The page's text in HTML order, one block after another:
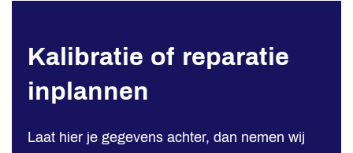
Kalibratie
reparatie
Kalibratie of reparatie
inplannen
Laat hier je gegevens achter, dan nemen wij